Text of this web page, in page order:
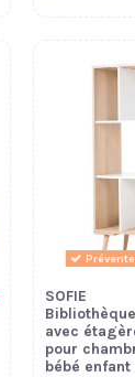
SOFIE
Bibliothèque
avec
pour
bébé enfant